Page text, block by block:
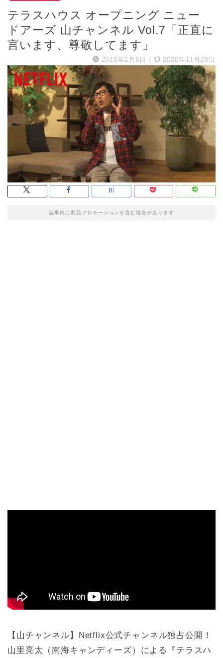
テラスハウス オープニング ニュー
ドアーズ 山チャンネル Vol.7「正直に
言います、尊敬してます」
2018年2月6日 / 2020年11月28日
記事内に商品プロモーションを含む場合があります
【山チャンネル】Netflix公式チャンネル独占公開！
山里亮太（南海キャンディーズ）による『テラスハ